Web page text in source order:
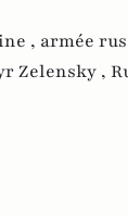
, armée
Zelensky ,